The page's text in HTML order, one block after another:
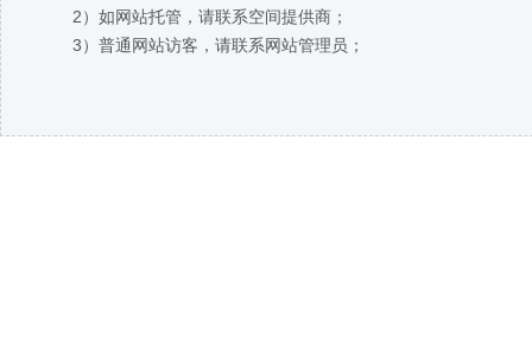
2）如网站托管，请联系空间提供商；
3）普通网站访客，请联系网站管理员；